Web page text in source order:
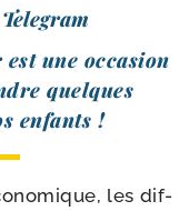
une occa­sion
quelques
enfants !
les dif­